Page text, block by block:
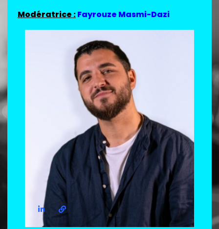
Modératrice :Fayrouze Masmi-Dazi